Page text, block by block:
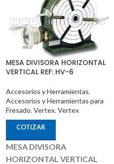
MESA DIVISORA HORIZONTAL
VERTICAL REF: HV-6
Accesorios y Herramientas,
Accesorios y Herramientas para
Fresado, Vertex, Vertex
COTIZAR
MESA DIVISORA
HORIZONTAL VERTICAL